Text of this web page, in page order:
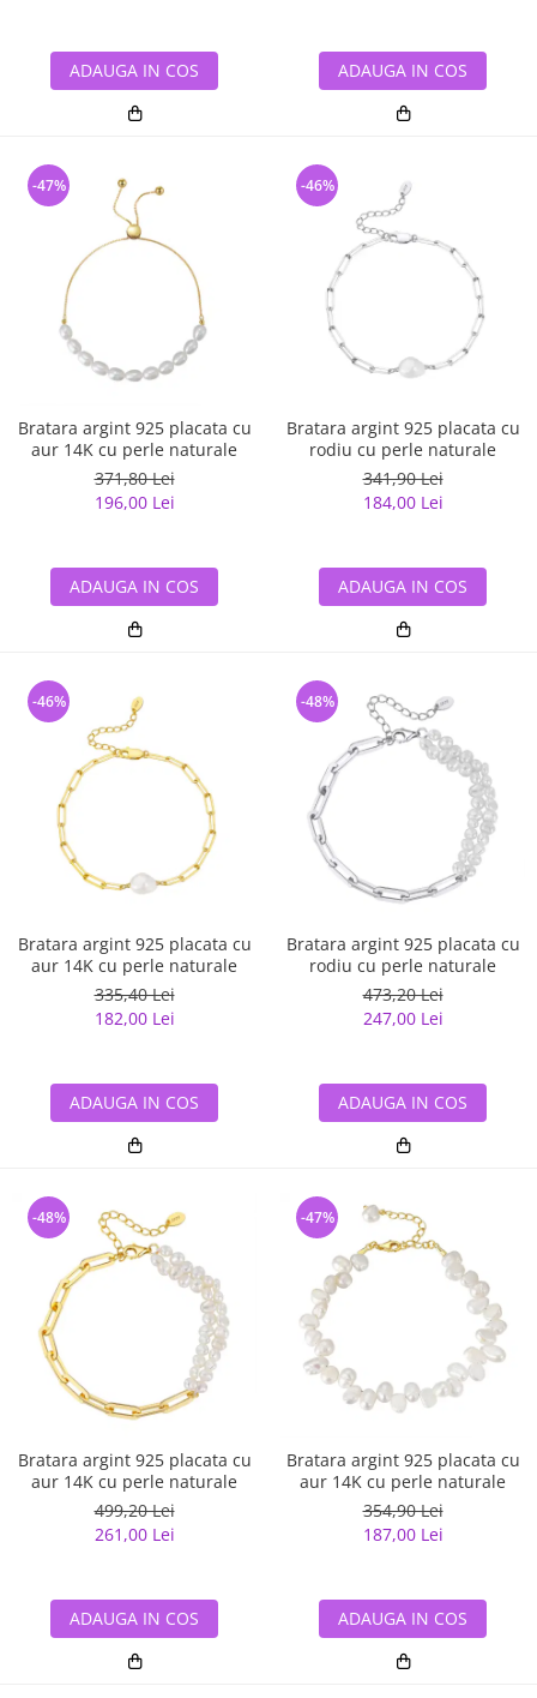
ADAUGA IN COS ADAUGA IN COS
Bratara argint 925 placata cu
aur 14K cu perle naturale
371,80 Lei
196,00 Lei
-47%
ADAUGA IN COS
Bratara argint 925 placata cu
rodiu cu perle naturale
341,90 Lei
184,00 Lei
-46%
ADAUGA IN COS
Bratara argint 925 placata cu
aur 14K cu perle naturale
335,40 Lei
182,00 Lei
-46%
ADAUGA IN COS
Bratara argint 925 placata cu
rodiu cu perle naturale
473,20 Lei
247,00 Lei
-48%
ADAUGA IN COS
Bratara argint 925 placata cu
aur 14K cu perle naturale
499,20 Lei
261,00 Lei
-48%
ADAUGA IN COS
Bratara argint 925 placata cu
aur 14K cu perle naturale
354,90 Lei
187,00 Lei
-47%
ADAUGA IN COS